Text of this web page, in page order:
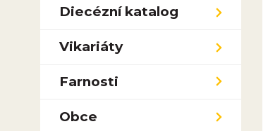
Diecézní katalog
Vikariáty
Farnosti
Obce